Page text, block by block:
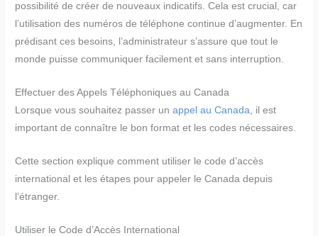
possibilité de créer de nouveaux indicatifs. Cela est crucial, car
l’utilisation des numéros de téléphone continue d’augmenter. En
prédisant ces besoins, l’administrateur s’assure que tout le
monde puisse communiquer facilement et sans interruption.
Effectuer des Appels Téléphoniques au Canada
Lorsque vous souhaitez passer unappel au Canada, il est
important de connaître le bon format et les codes nécessaires.
Cette section explique comment utiliser le code d’accès
international et les étapes pour appeler le Canada depuis
l’étranger.
Utiliser le Code d’Accès International